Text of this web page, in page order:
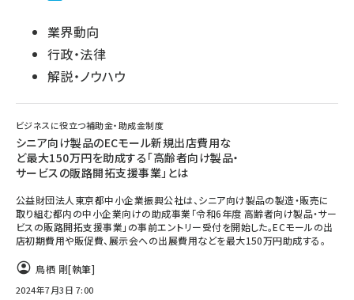
業界動向
行政・法律
解説・ノウハウ
ビジネスに役立つ補助金・助成金制度
シニア向け製品のECモール新規出店費用な
ど最大150万円を助成する「高齢者向け製品・
サービスの販路開拓支援事業」とは
公益財団法人東京都中小企業振興公社は、シニア向け製品の製造・販売に
取り組む都内の中小企業向けの助成事業「令和6年度 高齢者向け製品・サー
ビスの販路開拓支援事業」の事前エントリー受付を開始した。ECモールの出
店初期費用や販促費、展示会への出展費用などを最大150万円助成する。
鳥栖 剛[執筆]
2024年7月3日 7:00